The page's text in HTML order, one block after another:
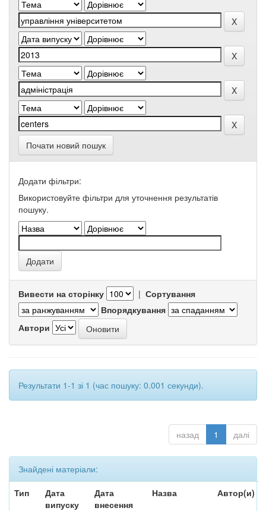
Почати новий пошук
Додати фільтри:
Використовуйте фільтри для уточнення результатів
пошуку.
Вивести на сторінку | Сортування
Впорядкування
Автори
Результати 1-1 зі 1 (час пошуку: 0.001 секунди).
назад 1 далі
Знайдені матеріали:
Тип
Дата
випуску
Дата
внесення
Назва Автор(и)